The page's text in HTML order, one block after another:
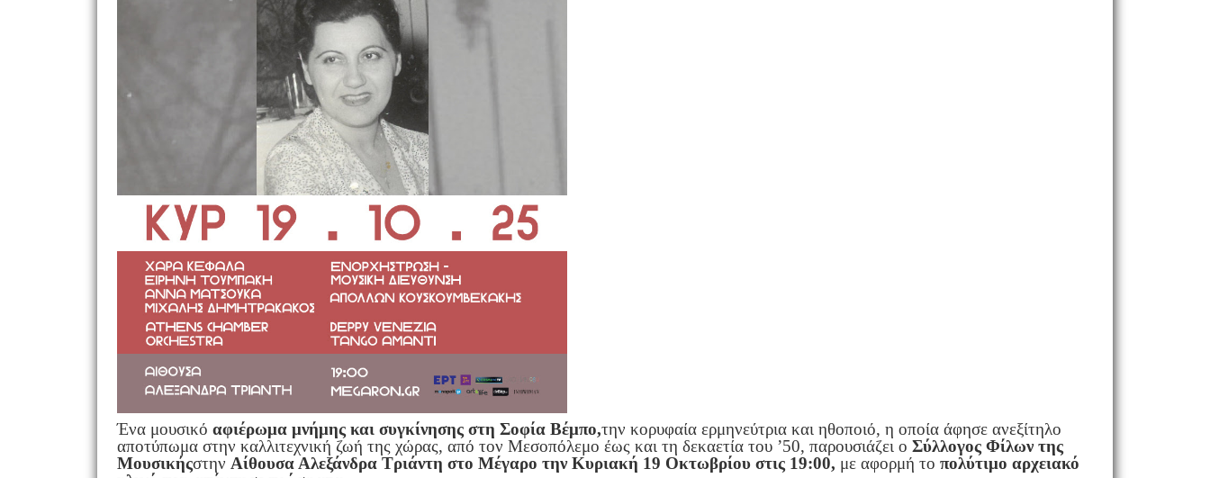
Ένα μουσικό αφιέρωμα μνήμης και συγκίνησης στη Σοφία Βέμπο,την κορυφαία ερμηνεύτρια και ηθοποιό, η οποία άφησε ανεξίτηλο
αποτύπωμα στην καλλιτεχνική ζωή της χώρας, από τον Μεσοπόλεμο έως και τη δεκαετία του ’50, παρουσιάζει ο Σύλλογος Φίλων της
Μουσικήςστην Αίθουσα Αλεξάνδρα Τριάντη στο Μέγαρο την Κυριακή 19 Οκτωβρίου στις 19:00, με αφορμή το πολύτιμο αρχειακό